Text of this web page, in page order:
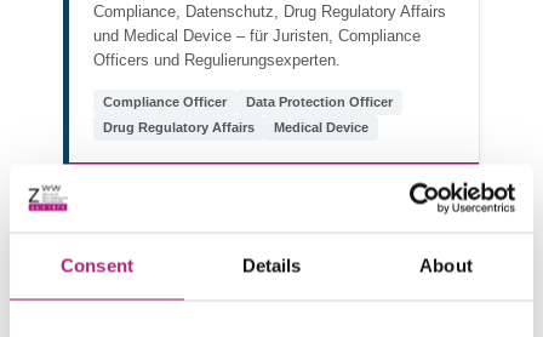
Consent Details About
Compliance, Datenschutz, Drug Regulatory Affairs
und Medical Device – für Juristen, Compliance
Officers und Regulierungsexperten.
Compliance Officer
Data Protection Officer
Drug Regulatory Affairs
Medical Device
→